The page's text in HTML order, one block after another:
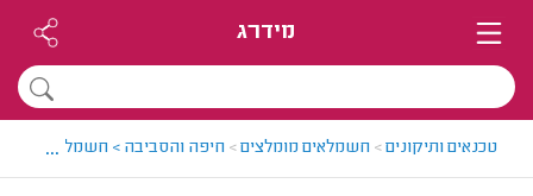
מידרג
טכנאים ותיקונים> חשמלאים מומלצים> חיפה והסביבה > חשמלאי
...